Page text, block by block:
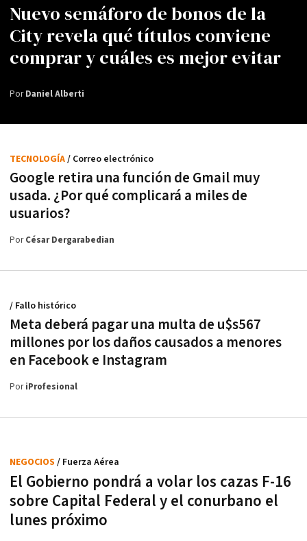
Nuevo semáforo de bonos de la
City revela qué títulos conviene
comprar y cuáles es mejor evitar
PorDaniel Alberti
Google retira una función de Gmail muy
usada. ¿Por qué complicará a miles de
usuarios?
TECNOLOGÍA/ Correo electrónico
PorCésar Dergarabedian
Meta deberá pagar una multa de u$s567
millones por los daños causados a menores
en Facebook e Instagram
/ Fallo histórico
PoriProfesional
El Gobierno pondrá a volar los cazas F-16
sobre Capital Federal y el conurbano el
lunes próximo
NEGOCIOS / Fuerza Aérea